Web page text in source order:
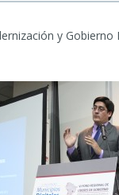
y Gobierno